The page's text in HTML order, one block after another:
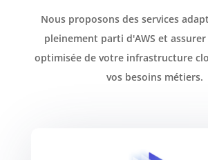
Nous proposons des services
pleinement parti d'AWS et
optimisée de votre infrastructure
vos besoins métiers.